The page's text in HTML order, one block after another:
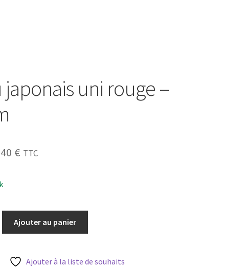
japonais uni rouge –
:
€.
€Le
est :
2,40 €.
TTC
Ajouter au panier
Ajouter à la liste de souhaits